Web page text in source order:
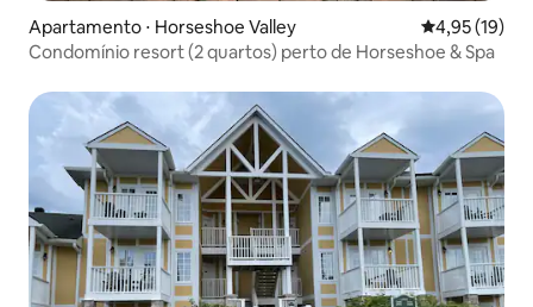
Apartamento ⋅ Horseshoe Valley 4,95 de uma
4,95 (19)
Condomínio resort (2 quartos) perto de Horseshoe & Spa